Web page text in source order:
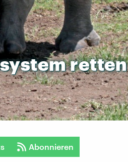
retten
Abonnieren